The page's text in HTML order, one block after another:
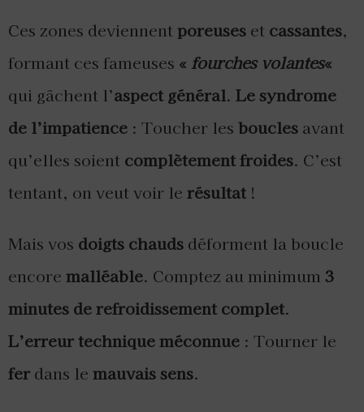
Ces zones deviennent poreuses et cassantes,
formant ces fameuses « fourches volantes«
qui gâchent l’aspect général. Le syndrome
de l’impatience : Toucher les boucles avant
qu’elles soient complètement froides. C’est
tentant, on veut voir le résultat !
Mais vos doigts chauds déforment la boucle
encore malléable. Comptez au minimum 3
minutes de refroidissement complet.
L’erreur technique méconnue : Tourner le
fer dans le mauvais sens.